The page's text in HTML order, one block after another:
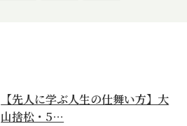
【先人に学ぶ人生の仕舞い方】大
山捨松・5…